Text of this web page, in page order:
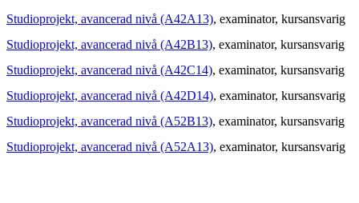
Studioprojekt, avancerad nivå (A42A13), examinator, kursansvarig
Studioprojekt, avancerad nivå (A42B13), examinator, kursansvarig
Studioprojekt, avancerad nivå (A42C14), examinator, kursansvarig
Studioprojekt, avancerad nivå (A42D14), examinator, kursansvarig
Studioprojekt, avancerad nivå (A52B13), examinator, kursansvarig
Studioprojekt, avancerad nivå (A52A13), examinator, kursansvarig